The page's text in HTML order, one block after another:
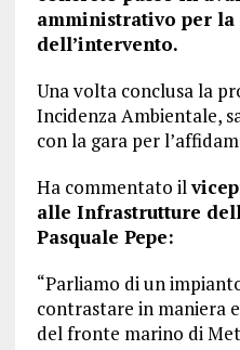
amministrativo per
dell’intervento.
Una volta conclusa la
Incidenza Ambientale,
con la gara per
Ha commentato il
alle Infrastrutture
Pasquale Pepe:
“Parliamo di un
contrastare in maniera
del fronte marino di